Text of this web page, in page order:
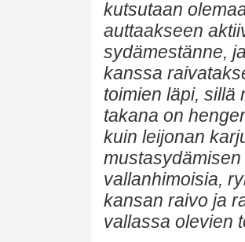
kutsutaan
auttaakseen
sydämestänne,
kanssa
toimien läpi, sillä
takana on
kuin leijonan
vallanhimoisia,
kansan raivo ja
vallassa olevien